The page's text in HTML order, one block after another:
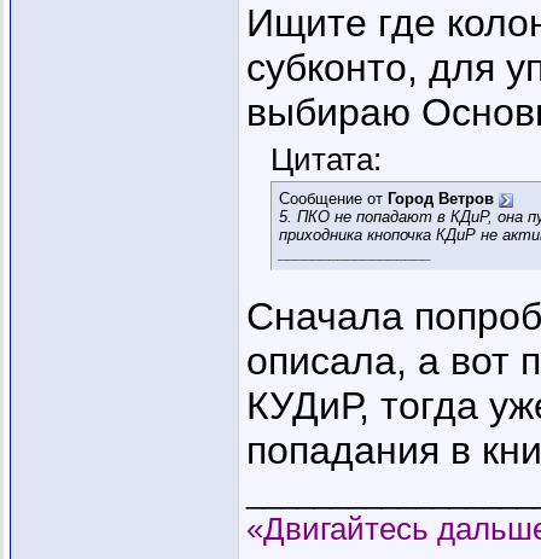
Ищите где
субконто, для
выбираю
Цитата:
Сообщение от Город Ветров
5. ПКО не попадают в КДиР, она
приходника кнопочка КДиР не
Сначала
описала, а вот
КУДиР, тогда
попадания в
«Двигайтесь